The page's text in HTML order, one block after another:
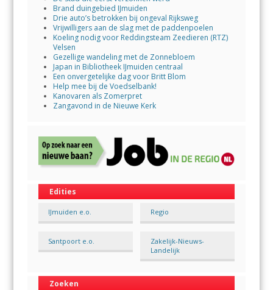
Brand duingebied IJmuiden
Drie auto’s betrokken bij ongeval Rijksweg
Vrijwilligers aan de slag met de paddenpoelen
Koeling nodig voor Reddingsteam Zeedieren (RTZ)
Velsen
Gezellige wandeling met de Zonnebloem
Japan in Bibliotheek IJmuiden centraal
Een onvergetelijke dag voor Britt Blom
Help mee bij de Voedselbank!
Kanovaren als Zomerpret
Zangavond in de Nieuwe Kerk
Edities
IJmuiden e.o. Regio
Santpoort e.o.
Zakelijk-Nieuws-
Landelijk
Zoeken